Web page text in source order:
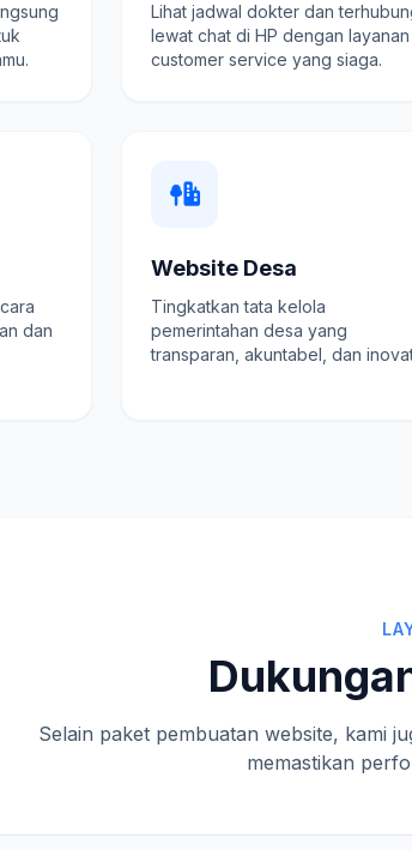
Lihat jadwal dokter dan
lewat chat di HP dengan layanan
customer service yang siaga.
dan
Website Desa
Tingkatkan tata kelola
pemerintahan desa yang
transparan, akuntabel, dan
Selain paket pembuatan website, kami
memastikan